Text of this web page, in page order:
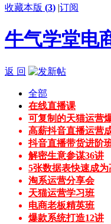
收藏本版 (3) |订阅
牛气学堂电
返 回
全部
在线直播课
可复制的天猫运营
高薪抖音直播运营
抖音直播带货进阶
解密生意参谋36讲
5张数据表快速成
淘系运营分享会
天猫运营学习班
电商老板精英班
爆款系统打造12讲